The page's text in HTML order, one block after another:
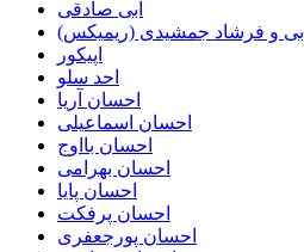
ابی صادقی
ابی و فرشاد جمشیدی (ریمیکس)
اپیکور
احد سلو
احسان آریا
احسان اسماعیلی
احسان بااوج
احسان بهرامی
احسان پایا
احسان پرفکت
احسان پورجعفری